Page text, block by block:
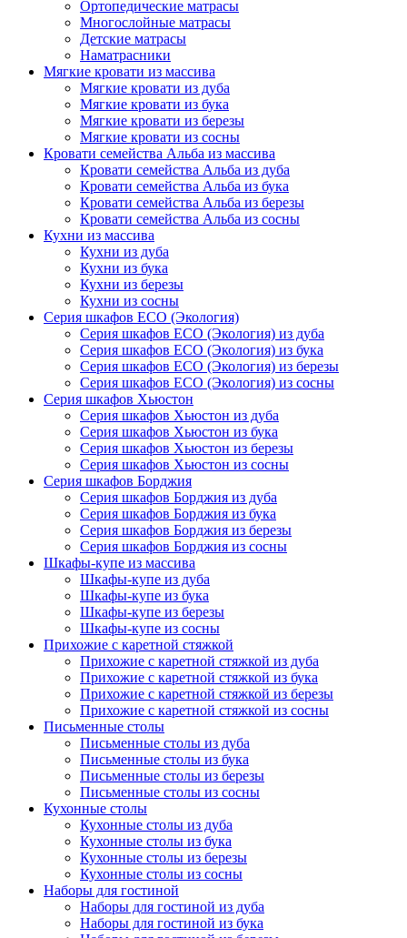
Ортопедические матрасы
Многослойные матрасы
Детские матрасы
Наматрасники
Мягкие кровати из массива
Мягкие кровати из дуба
Мягкие кровати из бука
Мягкие кровати из березы
Мягкие кровати из сосны
Кровати семейства Альба из массива
Кровати семейства Альба из дуба
Кровати семейства Альба из бука
Кровати семейства Альба из березы
Кровати семейства Альба из сосны
Кухни из массива
Кухни из дуба
Кухни из бука
Кухни из березы
Кухни из сосны
Серия шкафов ECO (Экология)
Серия шкафов ECO (Экология) из дуба
Серия шкафов ECO (Экология) из бука
Серия шкафов ECO (Экология) из березы
Серия шкафов ECO (Экология) из сосны
Серия шкафов Хьюстон
Серия шкафов Хьюстон из дуба
Серия шкафов Хьюстон из бука
Серия шкафов Хьюстон из березы
Серия шкафов Хьюстон из сосны
Серия шкафов Борджия
Серия шкафов Борджия из дуба
Серия шкафов Борджия из бука
Серия шкафов Борджия из березы
Серия шкафов Борджия из сосны
Шкафы-купе из массива
Шкафы-купе из дуба
Шкафы-купе из бука
Шкафы-купе из березы
Шкафы-купе из сосны
Прихожие с каретной стяжкой
Прихожие с каретной стяжкой из дуба
Прихожие с каретной стяжкой из бука
Прихожие с каретной стяжкой из березы
Прихожие с каретной стяжкой из сосны
Письменные столы
Письменные столы из дуба
Письменные столы из бука
Письменные столы из березы
Письменные столы из сосны
Кухонные столы
Кухонные столы из дуба
Кухонные столы из бука
Кухонные столы из березы
Кухонные столы из сосны
Наборы для гостиной
Наборы для гостиной из дуба
Наборы для гостиной из бука